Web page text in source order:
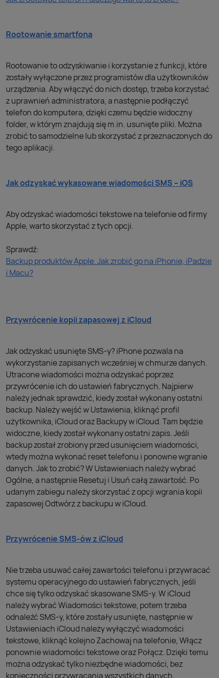
Rootowanie smartfona
Rootowanie to odzyskiwanie i korzystanie z funkcji, które
zostały wyłączone przez programistów dla użytkowników
urządzenia. Aby włączyć do nich dostęp, trzeba korzystać
z uprawnień administratora, a następnie podłączyć
telefon do komputera, dzięki czemu będzie widoczny
folder, w którym znajdują się m.in. usunięte pliki. Można
zrobić to samodzielne lub skorzystać z przeznaczonych do
tego aplikacji.
Jak odzyskać wykasowane wiadomości SMS – iOS
Aby odzyskać wiadomości tekstowe na telefonie od firmy
Apple, warto skorzystać z tych opcji.
Sprawdź:
Backup produktów Apple. Jak zrobić go na iPhonie, iPadzie
i Macu?
Przywrócenie kopii zapasowej z iCloud
Jak odzyskać usunięte SMS-y? iPhone pozwala na
wykorzystanie zapisanych wcześniej w chmurze danych.
Utracone wiadomości można odzyskać poprzez
przywrócenie ich do ustawień fabrycznych. Najpierw
należy jednak sprawdzić, kiedy został wykonany ostatni
backup. Należy wejść w Ustawienia, kliknąć profil
użytkownika, iCloud oraz Backupy w iCloud. Tam będzie
widoczne, kiedy został wykonany ostatni zapis. Jeśli
backup został zrobiony przed usunięciem wiadomości,
wtedy można wykonać reset telefonu i ponowne wgranie
danych. Jak to zrobić? W Ustawieniach należy wybrać
Ogólne, a następnie Resetuj i Usuń całą zawartość. Po
udanym zabiegu należy skorzystać z opcji wgrania kopii
zapasowej Odtwórz z backupu w iCloud.
Przywrócenie SMS-ów z iCloud
Nie trzeba usuwać całej zawartości telefonu i przywracać
systemu operacyjnego do ustawień fabrycznych, jeśli
chce się tylko odzyskać skasowane SMS-y. W iCloud
należy wybrać Wiadomości tekstowe, potem trzeba
odnaleźć SMS-y, które zostały usunięte, następnie w
Ustawieniach iCloud należy wyłączyć wiadomości
tekstowe, kliknąć kolejno Zachowaj na telefonie, Włącz
ponownie wiadomości tekstowe oraz Połącz. Dzięki temu
można odzyskać tylko niezbędne wiadomości, bez
konieczności przywracania wszystkich danych.